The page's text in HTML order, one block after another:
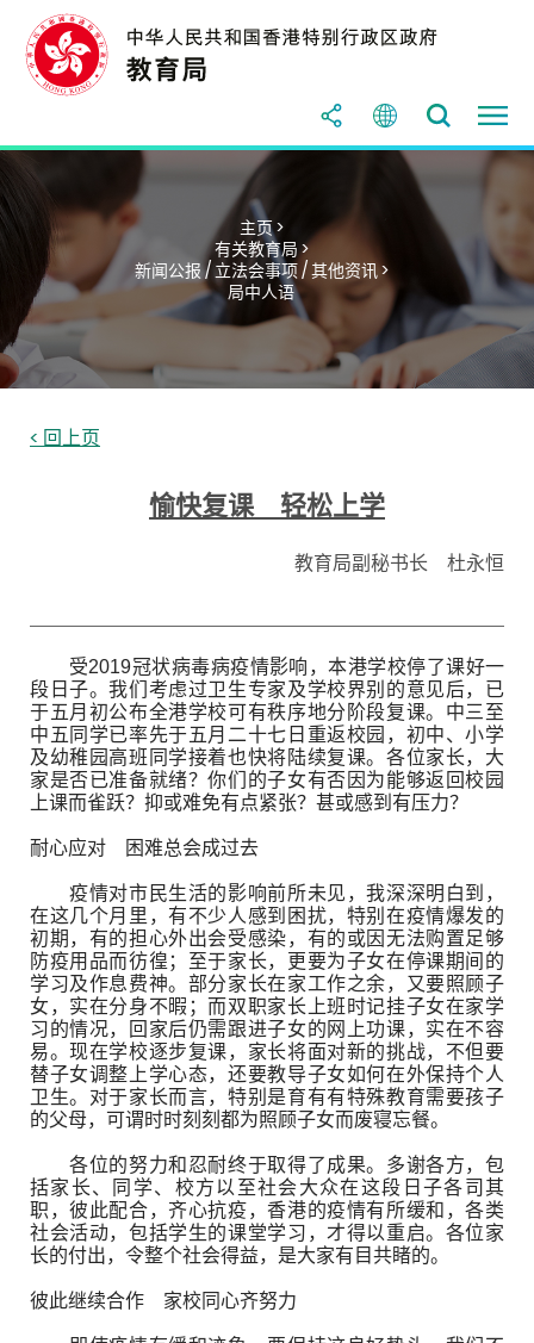
主页 >
有关教育局 >
新闻公报 / 立法会事项 / 其他资讯 >
局中人语
< 回上页
愉快复课 轻松上学
教育局副秘书长 杜永恒
受2019冠状病毒病疫情影响，本港学校停了课好一
段日子。我们考虑过卫生专家及学校界别的意见后，已
于五月初公布全港学校可有秩序地分阶段复课。中三至
中五同学已率先于五月二十七日重返校园，初中、小学
及幼稚园高班同学接着也快将陆续复课。各位家长，大
家是否已准备就绪？你们的子女有否因为能够返回校园
上课而雀跃？抑或难免有点紧张？甚或感到有压力？
耐心应对 困难总会成过去
疫情对市民生活的影响前所未见，我深深明白到，
在这几个月里，有不少人感到困扰，特别在疫情爆发的
初期，有的担心外出会受感染，有的或因无法购置足够
防疫用品而彷徨；至于家长，更要为子女在停课期间的
学习及作息费神。部分家长在家工作之余，又要照顾子
女，实在分身不暇；而双职家长上班时记挂子女在家学
习的情况，回家后仍需跟进子女的网上功课，实在不容
易。现在学校逐步复课，家长将面对新的挑战，不但要
替子女调整上学心态，还要教导子女如何在外保持个人
卫生。对于家长而言，特别是育有有特殊教育需要孩子
的父母，可谓时时刻刻都为照顾子女而废寝忘餐。
各位的努力和忍耐终于取得了成果。多谢各方，包
括家长、同学、校方以至社会大众在这段日子各司其
职，彼此配合，齐心抗疫，香港的疫情有所缓和，各类
社会活动，包括学生的课堂学习，才得以重启。各位家
长的付出，令整个社会得益，是大家有目共睹的。
彼此继续合作 家校同心齐努力